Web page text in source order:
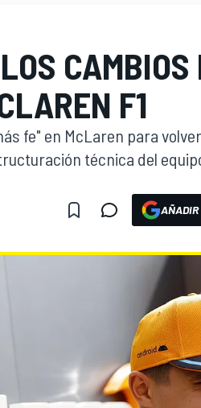
CAMBIOS
F1
fe" en McLaren para
técnica del
AÑADIR